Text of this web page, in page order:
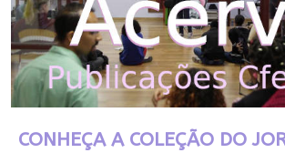
CONHEÇA A COLEÇÃO DO